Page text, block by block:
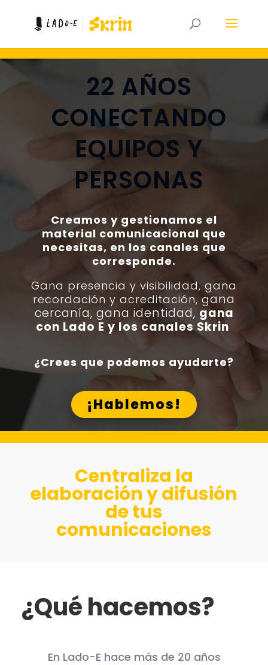
22 AÑOS
CONECTANDO
EQUIPOS Y
PERSONAS
Creamos y gestionamos el
material comunicacional que
necesitas, en los canales que
corresponde.
Gana presencia y visibilidad, gana
recordación y acreditación, gana
cercanía, gana identidad, gana
con Lado E y los canales Skrin
¿Crees que podemos ayudarte?
¡Hablemos!
Centraliza la
elaboración y difusión
de tus
comunicaciones
¿Qué hacemos?
En Lado-E hace más de 20 años